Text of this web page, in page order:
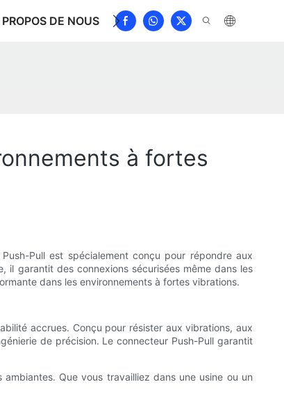
DE NOUS NOUVELLES
à fortes
Pull est spécialement conçu pour répondre aux
il garantit des connexions sécurisées même dans les
dans les environnements à fortes vibrations.
accrues. Conçu pour résister aux vibrations, aux
de précision. Le connecteur Push-Pull garantit
Que vous travailliez dans une usine ou un